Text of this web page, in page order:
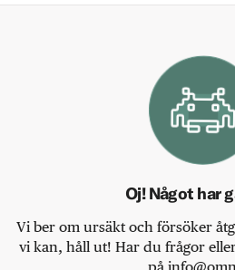
Oj! Något har
Vi ber om ursäkt och försöker
vi kan, håll ut! Har du frågor